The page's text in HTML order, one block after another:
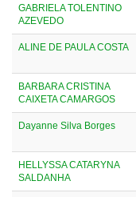
GABRIELA TOLENTINO
AZEVEDO
ALINE DE PAULA COSTA
BARBARA CRISTINA
CAIXETA CAMARGOS
Dayanne Silva Borges
HELLYSSA CATARYNA
SALDANHA